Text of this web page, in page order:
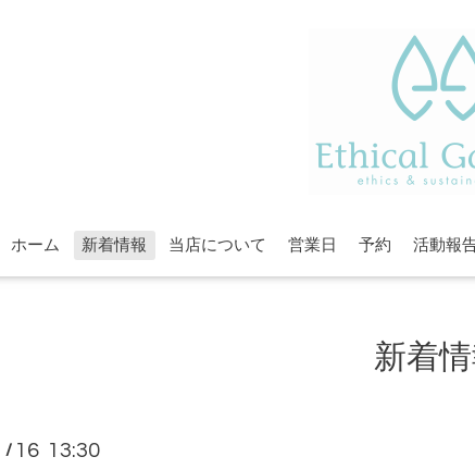
ホーム 新着情報 当店について 営業日 予約 活動報
新着
/ 16 13:30